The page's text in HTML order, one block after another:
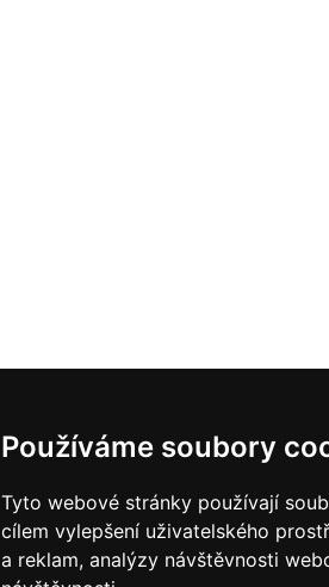
Používáme soubory
Tyto webové stránky používají
cílem vylepšení uživatelského
a reklam, analýzy návštěvnosti